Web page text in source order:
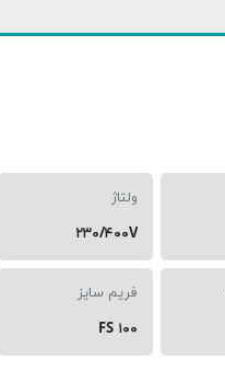
ولتاژ
۲۳۰/۴۰۰V
فریم سایز
FS ۱۰۰